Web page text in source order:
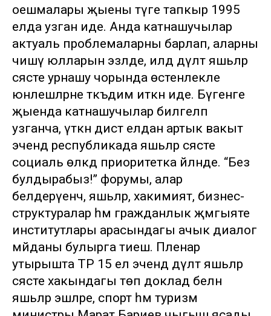
оешмалары җыены тәүге тапкыр 1995
елда узган иде. Анда катнашучылар
актуаль проблемаларны барлап, аларны
чишү юлларын эзләде, илдә дәүләт яшьләр
сәясәте урнашу чорында өстенлекле
юнәлешләрне тәкъдим иткән иде. Бүгенге
җыенда катнашучылар билгеләп
узганча, үткән дистә елдан артык вакыт
эчендә республикада яшьләр сәясәте
социаль өлкәдә приоритетка әйләнде. “Без
булдырабыз!” форумы, алар
белдерүенчә, яшьләр, хакимият, бизнес-
структуралар һәм гражданлык җәмгыяте
институтлары арасындагы ачык диалог
мәйданы булырга тиеш. Пленар
утырышта ТР 15 ел эчендә дәүләт яшьләр
сәясәте хакындагы төп доклад белән
яшьләр эшләре, спорт һәм туризм